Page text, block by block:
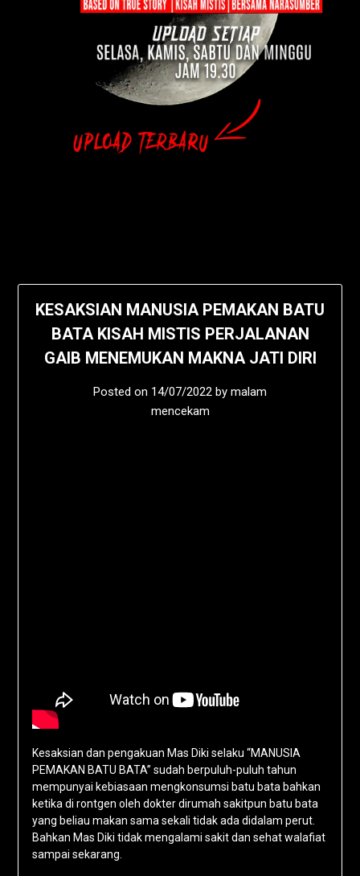
KESAKSIAN MANUSIA PEMAKAN BATU
BATA KISAH MISTIS PERJALANAN
GAIB MENEMUKAN MAKNA JATI DIRI
Posted on 14/07/2022 by malam
mencekam
Kesaksian dan pengakuan Mas Diki selaku “MANUSIA
PEMAKAN BATU BATA” sudah berpuluh-puluh tahun
mempunyai kebiasaan mengkonsumsi batu bata bahkan
ketika di rontgen oleh dokter dirumah sakitpun batu bata
yang beliau makan sama sekali tidak ada didalam perut.
Bahkan Mas Diki tidak mengalami sakit dan sehat walafiat
sampai sekarang.